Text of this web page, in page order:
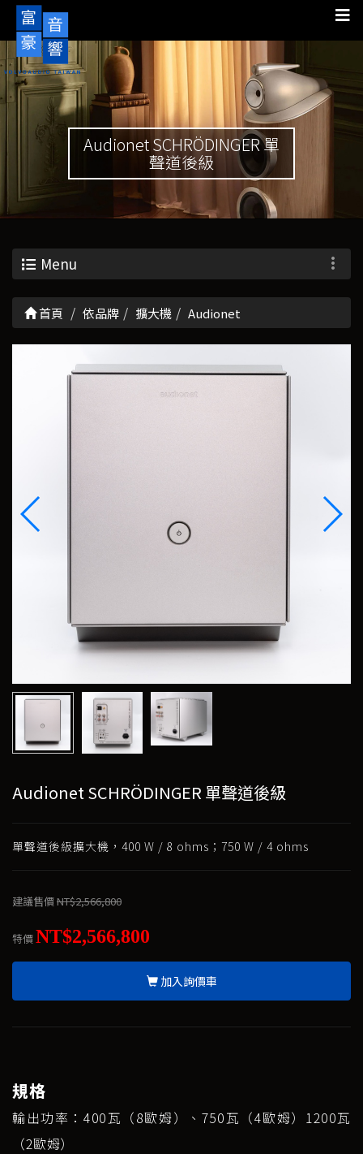
Audionet SCHRÖDINGER 單
聲道後級
Menu
首頁 依品牌 擴大機 Audionet
Audionet SCHRÖDINGER 單聲道後級
單聲道後級擴大機，400 W / 8 ohms；750 W / 4 ohms
建議售價NT$2,566,800
特價NT$2,566,800
加入詢價車
規格
輸出功率：400瓦（8歐姆）、750瓦（4歐姆）1200瓦
（2歐姆）